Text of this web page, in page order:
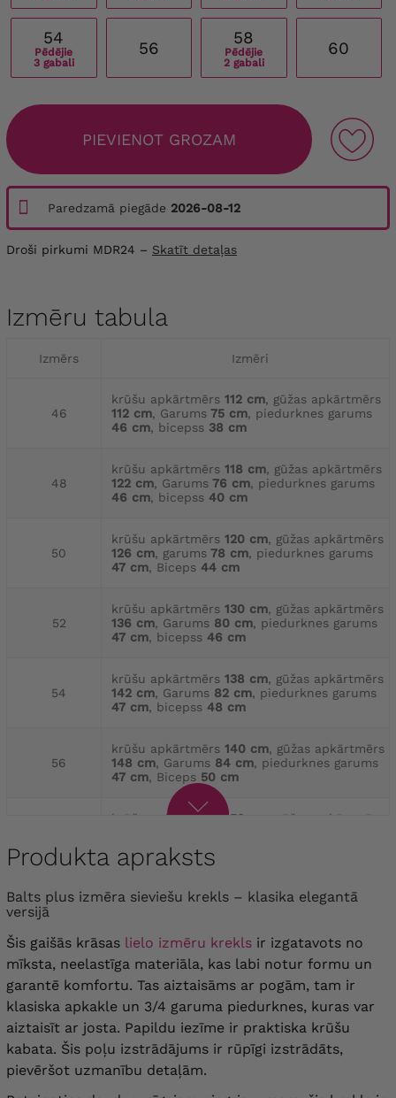
54
Pēdējie
3 gabali
56
58
Pēdējie
2 gabali
60
PIEVIENOT GROZAM
Paredzamā piegāde 2026-08-12
Droši pirkumi MDR24 – Skatīt detaļas
Izmēru tabula
Izmērs Izmēri
46
krūšu apkārtmērs 112 cm, gūžas apkārtmērs
112 cm, Garums 75 cm, piedurknes garums
46 cm, bicepss 38 cm
48
krūšu apkārtmērs 118 cm, gūžas apkārtmērs
122 cm, Garums 76 cm, piedurknes garums
46 cm, bicepss 40 cm
50
krūšu apkārtmērs 120 cm, gūžas apkārtmērs
126 cm, garums 78 cm, piedurknes garums
47 cm, Biceps 44 cm
52
krūšu apkārtmērs 130 cm, gūžas apkārtmērs
136 cm, Garums 80 cm, piedurknes garums
47 cm, bicepss 46 cm
54
krūšu apkārtmērs 138 cm, gūžas apkārtmērs
142 cm, Garums 82 cm, piedurknes garums
47 cm, bicepss 48 cm
56
krūšu apkārtmērs 140 cm, gūžas apkārtmērs
148 cm, Garums 84 cm, piedurknes garums
47 cm, Biceps 50 cm
krūšu apkārtmērs 150 cm
, gūžas apkārtmērs
, Bicepss
60
krūšu apkārtmērs 160 cm
, gūžas apkārtmērs
166 cm, Garums 88 cm, piedurknes garums
Produkta apraksts
Balts plus izmēra sieviešu krekls – klasika elegantā
versijā
Šis gaišās krāsas lielo izmēru krekls ir izgatavots no
mīksta, neelastīga materiāla, kas labi notur formu un
garantē komfortu. Tas aiztaisāms ar pogām, tam ir
klasiska apkakle un 3/4 garuma piedurknes, kuras var
aiztaisīt ar josta. Papildu iezīme ir praktiska krūšu
kabata. Šis poļu izstrādājums ir rūpīgi izstrādāts,
pievēršot uzmanību detaļām.